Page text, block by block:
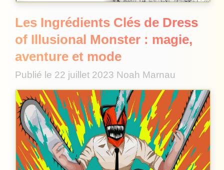
Les Ingrédients Clés de Dress
of Illusional Monster : magie,
aventure et mode
Publié le 22 juillet 2023 Noah Marnau